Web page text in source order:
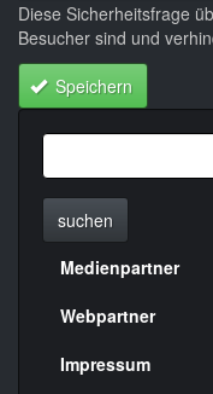
Diese Sicherheitsfrage
Besucher sind und
Speichern
suchen
Menülinks
rechte
Seite
Medienpartner
Webpartner
Impressum